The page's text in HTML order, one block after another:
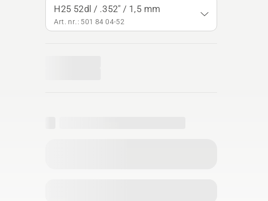
H25 52dl / .352" / 1,5 mm
Art. nr.: 501 84 04‑52